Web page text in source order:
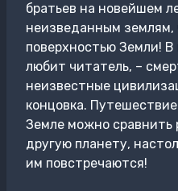
братьев на новейшем
неизведанным землям,
поверхностью Земли! В
любит читатель, –
неизвестные
концовка.
Земле можно сравнить
другую планету,
им повстречаются!